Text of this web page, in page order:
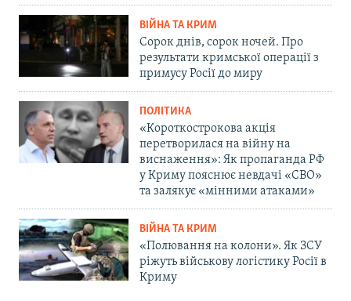
ВІЙНА ТА КРИМ
Сорок днів, сорок ночей. Про
результати кримської операції з
примусу Росії до миру
ПОЛІТИКА
«Короткострокова акція
перетворилася на війну на
виснаження»: Як пропаганда РФ
у Криму пояснює невдачі «СВО»
та залякує «мінними атаками»
ВІЙНА ТА КРИМ
«Полювання на колони». Як ЗСУ
ріжуть військову логістику Росії в
Криму